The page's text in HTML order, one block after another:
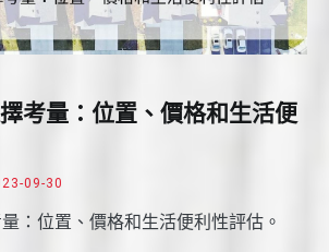
考量：位置、價格和生活便
09-30
：位置、價格和生活便利性評估。